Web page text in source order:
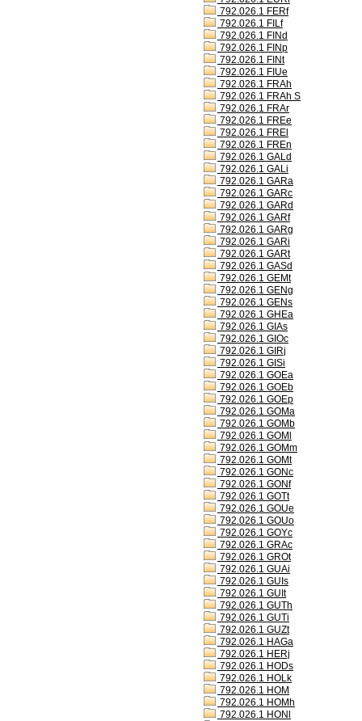
792.026.1 FERf
792.026.1 FILf
792.026.1 FINd
792.026.1 FINp
792.026.1 FINt
792.026.1 FIUe
792.026.1 FRAh
792.026.1 FRAh S
792.026.1 FRAr
792.026.1 FREe
792.026.1 FREl
792.026.1 FREn
792.026.1 GALd
792.026.1 GALi
792.026.1 GARa
792.026.1 GARc
792.026.1 GARd
792.026.1 GARf
792.026.1 GARg
792.026.1 GARi
792.026.1 GARt
792.026.1 GASd
792.026.1 GEMt
792.026.1 GENg
792.026.1 GENs
792.026.1 GHEa
792.026.1 GIAs
792.026.1 GIOc
792.026.1 GIRj
792.026.1 GISi
792.026.1 GOEa
792.026.1 GOEb
792.026.1 GOEp
792.026.1 GOMa
792.026.1 GOMb
792.026.1 GOMl
792.026.1 GOMm
792.026.1 GOMt
792.026.1 GONc
792.026.1 GONf
792.026.1 GOTt
792.026.1 GOUe
792.026.1 GOUo
792.026.1 GOYc
792.026.1 GRAc
792.026.1 GROt
792.026.1 GUAi
792.026.1 GUIs
792.026.1 GUIt
792.026.1 GUTh
792.026.1 GUTi
792.026.1 GUZt
792.026.1 HAGa
792.026.1 HERj
792.026.1 HODs
792.026.1 HOLk
792.026.1 HOM
792.026.1 HOMh
792.026.1 HONl